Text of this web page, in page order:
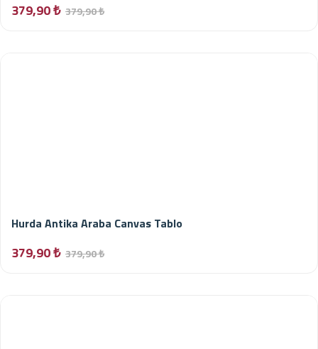
379,90 ₺ 379,90 ₺
Hurda Antika Araba Canvas Tablo
379,90 ₺ 379,90 ₺